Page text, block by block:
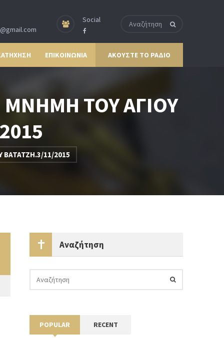
Social
ΕΠΙΚΟΙΝΩΝΙΑ ΑΚΟΥΣΤΕ ΤΟ ΡΑΔΙΟ
ΤΟΥ ΑΓΙΟΥ
11/2015
Αναζήτηση
POPULAR RECENT